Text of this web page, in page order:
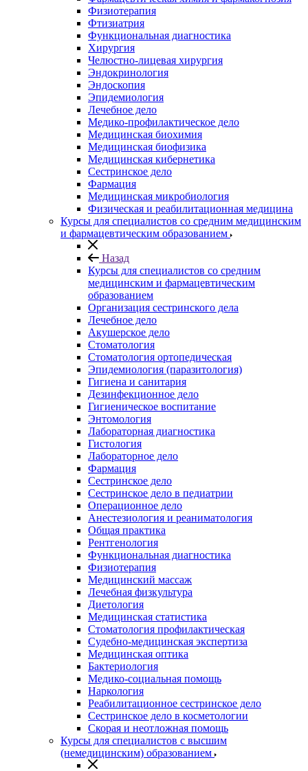
Физиотерапия
Фтизиатрия
Функциональная диагностика
Хирургия
Челюстно-лицевая хирургия
Эндокринология
Эндоскопия
Эпидемиология
Лечебное дело
Медико-профилактическое дело
Медицинская биохимия
Медицинская биофизика
Медицинская кибернетика
Сестринское дело
Фармация
Медицинская микробиология
Физическая и реабилитационная медицина
Курсы для специалистов со средним медицинским
и фармацевтическим образованием
Назад
Курсы для специалистов со средним
медицинским и фармацевтическим
образованием
Организация сестринского дела
Лечебное дело
Акушерское дело
Стоматология
Стоматология ортопедическая
Эпидемиология (паразитология)
Гигиена и санитария
Дезинфекционное дело
Гигиеническое воспитание
Энтомология
Лабораторная диагностика
Гистология
Лабораторное дело
Фармация
Сестринское дело
Сестринское дело в педиатрии
Операционное дело
Анестезиология и реаниматология
Общая практика
Рентгенология
Функциональная диагностика
Физиотерапия
Медицинский массаж
Лечебная физкультура
Диетология
Медицинская статистика
Стоматология профилактическая
Судебно-медицинская экспертиза
Медицинская оптика
Бактериология
Медико-социальная помощь
Наркология
Реабилитационное сестринское дело
Сестринское дело в косметологии
Скорая и неотложная помощь
Курсы для специалистов с высшим
(немедицинским) образованием